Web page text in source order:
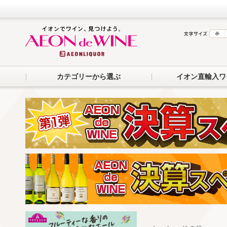
カテゴリーから選ぶ イオン直輸入